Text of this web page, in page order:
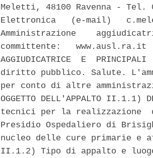
Meletti, 48100 Ravenna - Tel.
Elettronica   (e-mail)
Amministrazione
committente:   www.ausl.ra.it
AGGIUDICATRICE  E
diritto pubblico. Salute.
per conto di altre
OGGETTO DELL'APPALTO
tecnici per la realizzazione
Presidio Ospedaliero di
nucleo delle cure primarie e
II.1.2) Tipo di appalto e